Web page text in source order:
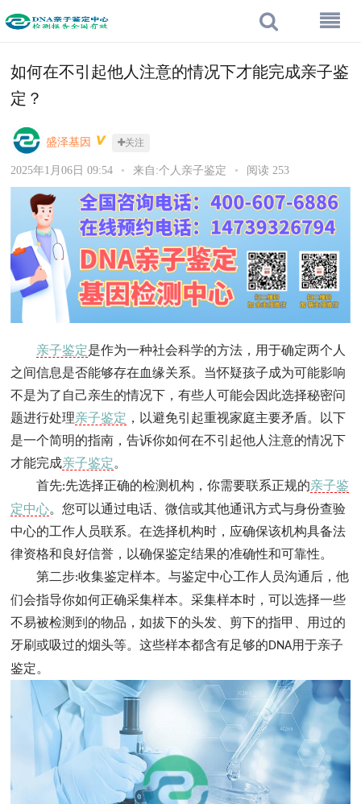
如何在不引起他人注意的情况下才能完成亲子鉴
定？
盛泽基因 关注
2025年1月06日 09:54 • 来自:个人亲子鉴定 • 阅读 253
亲子鉴定是作为一种社会科学的方法，用于确定两个人
之间信息是否能够存在血缘关系。当怀疑孩子成为可能影响
不是为了自己亲生的情况下，有些人可能会因此选择秘密问
题进行处理亲子鉴定 ，以避免引起重视家庭主要矛盾。以下
是一个简明的指南，告诉你如何在不引起他人注意的情况下
才能完成亲子鉴定。
首先:先选择正确的检测机构，你需要联系正规的亲子鉴
定中心。您可以通过电话、微信或其他通讯方式与身份查验
中心的工作人员联系。在选择机构时，应确保该机构具备法
律资格和良好信誉，以确保鉴定结果的准确性和可靠性。
第二步:收集鉴定样本。与鉴定中心工作人员沟通后，他
们会指导你如何正确采集样本。采集样本时，可以选择一些
不易被检测到的物品，如拔下的头发、剪下的指甲、用过的
牙刷或吸过的烟头等。这些样本都含有足够的DNA用于亲子
鉴定。